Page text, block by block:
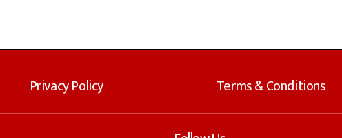
Privacy Policy Terms & Conditions